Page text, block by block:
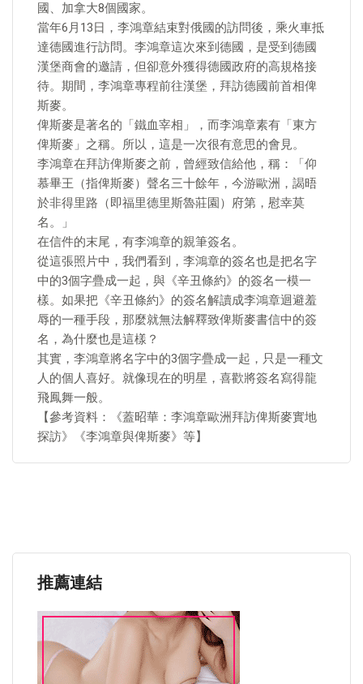
國、加拿大8個國家。
當年6月13日，李鴻章結束對俄國的訪問後，乘火車抵
達德國進行訪問。李鴻章這次來到德國，是受到德國
漢堡商會的邀請，但卻意外獲得德國政府的高規格接
待。期間，李鴻章專程前往漢堡，拜訪德國前首相俾
斯麥。
俾斯麥是著名的「鐵血宰相」，而李鴻章素有「東方
俾斯麥」之稱。所以，這是一次很有意思的會見。
李鴻章在拜訪俾斯麥之前，曾經致信給他，稱：「仰
慕畢王（指俾斯麥）聲名三十餘年，今游歐洲，謁晤
於非得里路（即福里德里斯魯莊園）府第，慰幸莫
名。」
在信件的末尾，有李鴻章的親筆簽名。
從這張照片中，我們看到，李鴻章的簽名也是把名字
中的3個字疊成一起，與《辛丑條約》的簽名一模一
樣。如果把《辛丑條約》的簽名解讀成李鴻章迴避羞
辱的一種手段，那麼就無法解釋致俾斯麥書信中的簽
名，為什麼也是這樣？
其實，李鴻章將名字中的3個字疊成一起，只是一種文
人的個人喜好。就像現在的明星，喜歡將簽名寫得龍
飛鳳舞一般。
【參考資料：《蓋昭華：李鴻章歐洲拜訪俾斯麥實地
探訪》《李鴻章與俾斯麥》等】
推薦連結